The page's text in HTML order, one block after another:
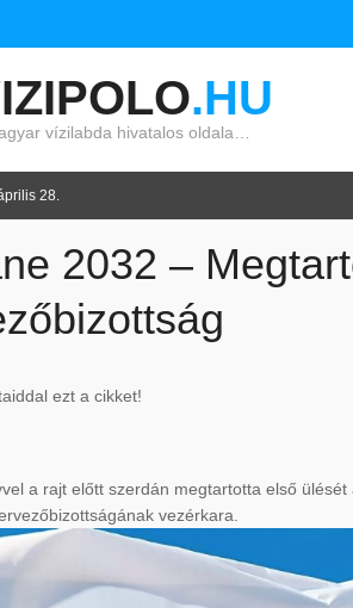
.HU
vízilabda hivatalos oldala…
28.
2032 –
ezt a cikket!
a rajt előtt szerdán megtartotta első
vezérkara.